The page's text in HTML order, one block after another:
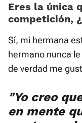
Eres la única
competición,
Sí, mi hermana
hermano nunca
de verdad me
"Yo creo
en mente